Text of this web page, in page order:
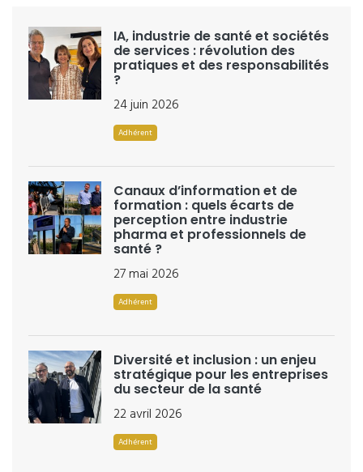
IA, industrie de santé et sociétés
de services : révolution des
pratiques et des responsabilités
?
24 juin 2026
Adhérent
Canaux d’information et de
formation : quels écarts de
perception entre industrie
pharma et professionnels de
santé ?
27 mai 2026
Adhérent
Diversité et inclusion : un enjeu
stratégique pour les entreprises
du secteur de la santé
22 avril 2026
Adhérent